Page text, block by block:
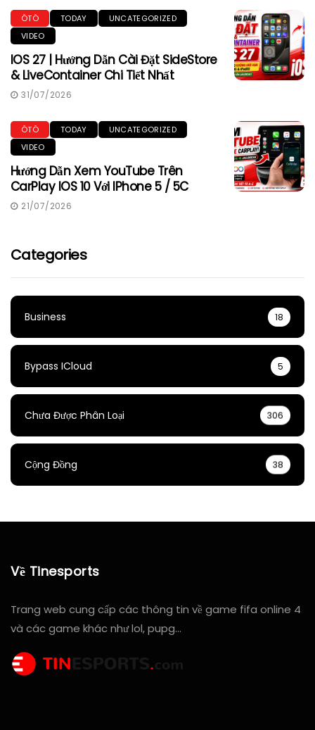
ÔTÔ TODAY
UNCATEGORIZED
VIDEO
IOS 27 | Hướng Dẫn Cài Đặt SideStore
& LiveContainer Chi Tiết Nhất
31/07/2026
ÔTÔ TODAY
UNCATEGORIZED
VIDEO
Hướng Dẫn Xem YouTube Trên
CarPlay IOS 10 Với IPhone 5 / 5C
21/07/2026
Categories
Business 18
Bypass ICloud 5
Chưa Được Phân Loại 306
Cộng Đồng 38
Về Tinesports
Trang web cung cấp các thông tin về game fifa online 4
và các game khác như lol, pupg…